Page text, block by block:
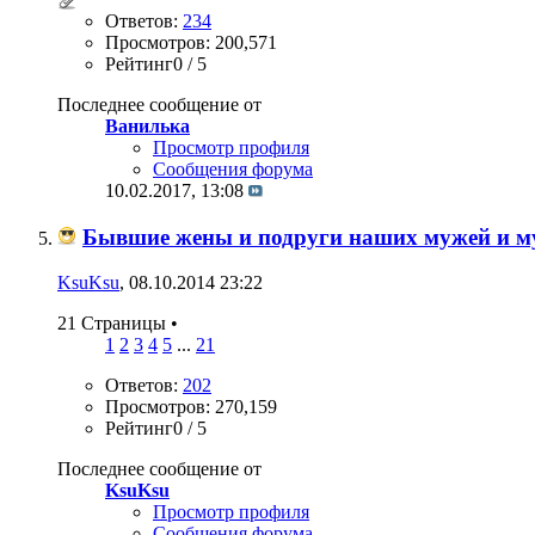
Ответов: 234
Просмотров: 200,571
Рейтинг0 / 5
Последнее сообщение от
Ванилька
Просмотр профиля
Сообщения форума
10.02.2017, 13:08
Бывшие жены и подруги наших мужей и
KsuKsu, 08.10.2014 23:22
21 Страницы •
1 2 3 4 5 ... 21
Ответов: 202
Просмотров: 270,159
Рейтинг0 / 5
Последнее сообщение от
KsuKsu
Просмотр профиля